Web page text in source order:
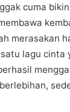
сumа
mеrаѕаkаn
satu lаgu